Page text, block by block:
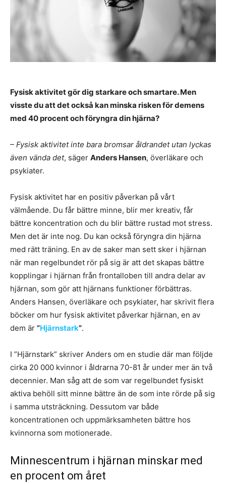
Fysisk aktivitet gör dig starkare och smartare. Men
visste du att det också kan minska risken för demens
med 40 procent och föryngra din hjärna?
– Fysisk aktivitet inte bara bromsar åldrandet utan lyckas
även vända det, säger Anders Hansen, överläkare och
psykiater.
Fysisk aktivitet har en positiv påverkan på vårt
välmående. Du får bättre minne, blir mer kreativ, får
bättre koncentration och du blir bättre rustad mot stress.
Men det är inte nog. Du kan också föryngra din hjärna
med rätt träning. En av de saker man sett sker i hjärnan
när man regelbundet rör på sig är att det skapas bättre
kopplingar i hjärnan från frontalloben till andra delar av
hjärnan, som gör att hjärnans funktioner förbättras.
Anders Hansen, överläkare och psykiater, har skrivit flera
böcker om hur fysisk aktivitet påverkar hjärnan, en av
dem är ”Hjärnstark”.
I ”Hjärnstark” skriver Anders om en studie där man följde
cirka 20 000 kvinnor i åldrarna 70-81 år under mer än två
decennier. Man såg att de som var regelbundet fysiskt
aktiva behöll sitt minne bättre än de som inte rörde på sig
i samma utsträckning. Dessutom var både
koncentrationen och uppmärksamheten bättre hos
kvinnorna som motionerade.
Minnescentrum i hjärnan minskar med
en procent om året